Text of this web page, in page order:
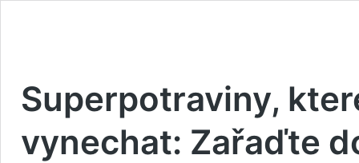
Superpotraviny,
vynechat: Zařaďte